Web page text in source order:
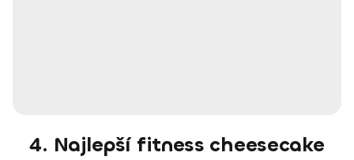
4. Najlepší fitness cheesecake